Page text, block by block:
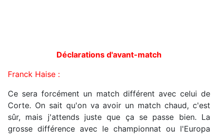
Déclarations d'avant-match
Franck Haise :
Ce sera forcément un match différent avec celui de
Corte. On sait qu'on va avoir un match chaud, c'est
sûr, mais j'attends juste que ça se passe bien. La
grosse différence avec le championnat ou l'Europa